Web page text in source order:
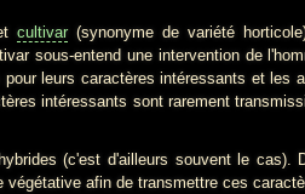
cultivar(synonyme de variété
sous-entend une intervention de
leurs caractères intéressants et les
intéressants sont rarement
(c'est d'ailleurs souvent le cas).
afin de transmettre ces